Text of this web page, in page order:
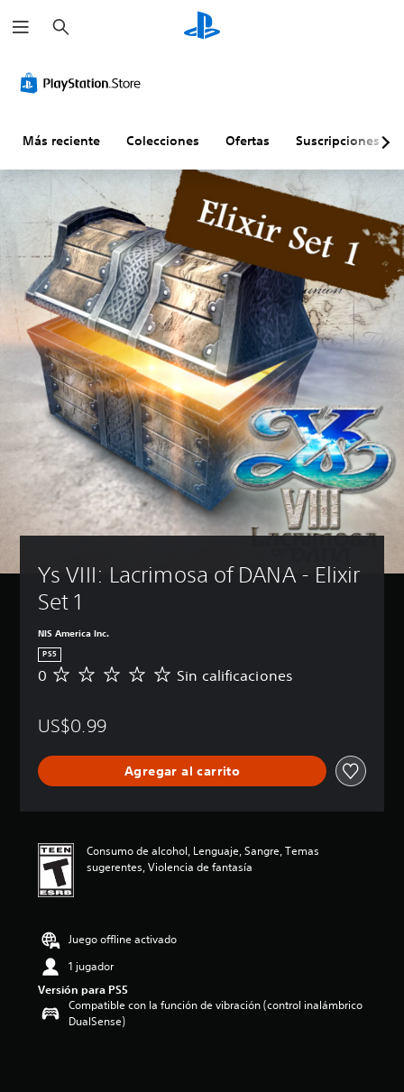
u
s
r
Más reciente Colecciones Ofertas Suscripciones
Ys VIII: Lacrimosa of DANA - Elixir
Set 1
NIS America Inc.
PS5
S
c
i
c
o
s
0 Sin calificaciones
US$0.99
Agregar al carrito
Consumo de alcohol, Lenguaje, Sangre, Temas
sugerentes, Violencia de fantasía
Juego offline activado
1 jugador
Versión para PS5
Compatible con la función de vibración (control inalámbrico
DualSense)